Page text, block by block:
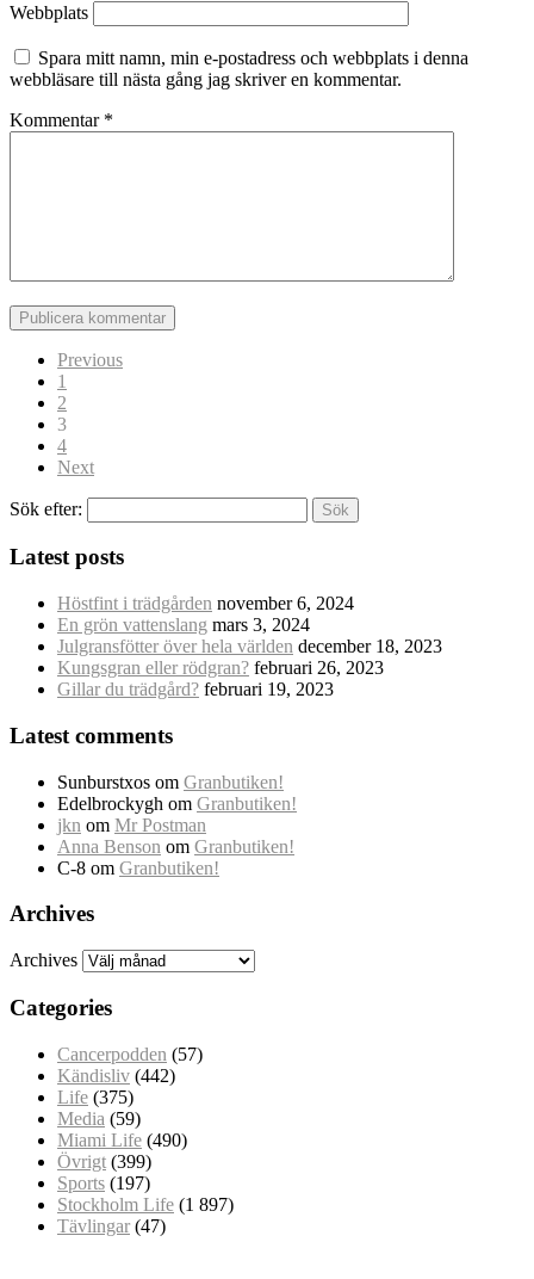
Webbplats
Spara mitt namn, min e-postadress och webbplats i denna
webbläsare till nästa gång jag skriver en kommentar.
Kommentar *
Previous
1
2
3
4
Next
Sök efter:
Latest posts
Höstfint i trädgården november 6, 2024
En grön vattenslang mars 3, 2024
Julgransfötter över hela världen december 18, 2023
Kungsgran eller rödgran? februari 26, 2023
Gillar du trädgård? februari 19, 2023
Latest comments
Sunburstxos om Granbutiken!
Edelbrockygh om Granbutiken!
jkn om Mr Postman
Anna Benson om Granbutiken!
C-8 om Granbutiken!
Archives
Archives
Categories
Cancerpodden (57)
Kändisliv (442)
Life (375)
Media (59)
Miami Life (490)
Övrigt (399)
Sports (197)
Stockholm Life (1 897)
Tävlingar (47)